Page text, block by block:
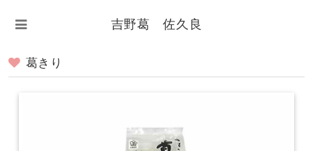
吉野葛 佐久良
葛きり